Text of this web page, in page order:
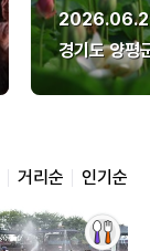
경기도 양평
거리순 인기순